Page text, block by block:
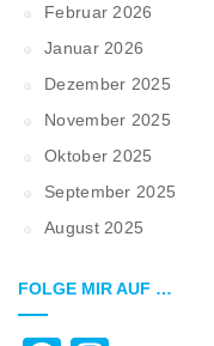
Februar 2026
Januar 2026
Dezember 2025
November 2025
Oktober 2025
September 2025
August 2025
FOLGE MIR AUF …